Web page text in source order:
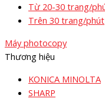
Từ 20-30 trang/
Trên 30 trang/phút
Máy photocopy
Thương hiệu
KONICA MINOLTA
SHARP